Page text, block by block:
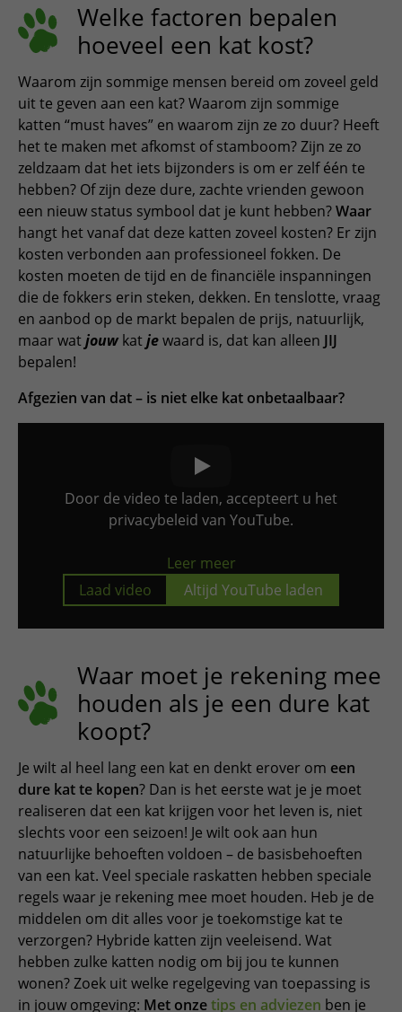
Welke factoren bepalen
hoeveel een kat kost?
Waarom zijn sommige mensen bereid om zoveel geld
uit te geven aan een kat? Waarom zijn sommige
katten “must haves” en waarom zijn ze zo duur? Heeft
het te maken met afkomst of stamboom? Zijn ze zo
zeldzaam dat het iets bijzonders is om er zelf één te
hebben? Of zijn deze dure, zachte vrienden gewoon
een nieuw status symbool dat je kunt hebben?Waar
hangt het vanaf dat deze katten zoveel kosten? Er zijn
kosten verbonden aan professioneel fokken. De
kosten moeten de tijd en de financiële inspanningen
die de fokkers erin steken, dekken. En tenslotte, vraag
en aanbod op de markt bepalen de prijs, natuurlijk,
maar watjouw katjewaard is, dat kan alleen JIJ
bepalen!
Afgezien van dat – is niet elke kat onbetaalbaar?
Door de video te laden, accepteert u het
privacybeleid van YouTube.
Leer meer
Laad video
Altijd YouTube laden
Waar moet je rekening mee
houden als je een dure kat
koopt?
Je wilt al heel lang een kat en denkt erover om een
dure kat te kopen? Dan is het eerste wat je je moet
realiseren dat een kat krijgen voor het leven is, niet
slechts voor een seizoen! Je wilt ook aan hun
natuurlijke behoeften voldoen – de basisbehoeften
van een kat. Veel speciale raskatten hebben speciale
regels waar je rekening mee moet houden. Heb je de
middelen om dit alles voor je toekomstige kat te
verzorgen? Hybride katten zijn veeleisend. Wat
hebben zulke katten nodig om bij jou te kunnen
wonen? Zoek uit welke regelgeving van toepassing is
in jouw omgeving: Met onzetips en adviezen ben je